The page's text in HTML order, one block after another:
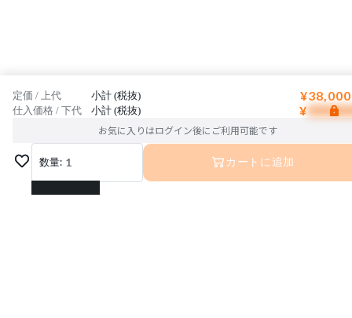
定価 / 上代 小計 (税抜)
仕入価格 / 下代 小計 (税抜) ¥
お気に入りはログイン後にご利用可能です
数量: 1
1
カートに追加